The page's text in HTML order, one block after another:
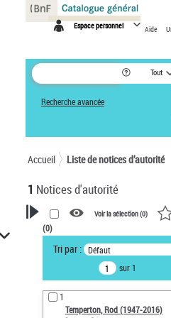
Espace personnel Aide
Tout
Recherche avancée
Accueil Liste de notices d’autorité
1 Notices d'autorité
VOTRE RECHERCHE
Recherche avancée dans les
notices d’autorité
Œuvres liées à l'auteur :
Temperton, Rod (1947-2016)
Voir la sélection (0)
(0)
Tri par : Défaut
sur 1
1
Temperton, Rod (1947-2016)
Panneau de gestion des cookies